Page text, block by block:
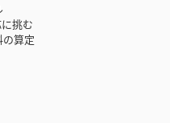
挑む
算定